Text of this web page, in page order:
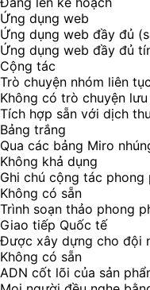
Ứng dụng web
Ứng dụng web đầy đủ
Ứng dụng web đầy đủ
Cộng tác
Trò chuyện nhóm liên tục
Không có trò chuyện
Tích hợp sẵn với dịch
Bảng trắng
Qua các bảng Miro
Không khả dụng
Ghi chú cộng tác phong
Không có sẵn
Trình soạn thảo phong
Giao tiếp Quốc tế
Được xây dựng cho đội
Không có sẵn
ADN cốt lõi của sản